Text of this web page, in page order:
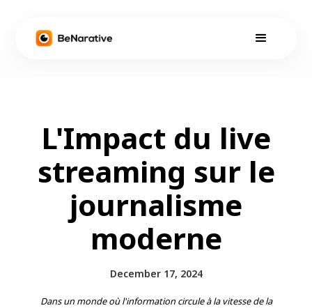
L'Impact du live
streaming sur le
journalisme
moderne
December 17, 2024
Dans un monde où l'information circule à la vitesse de la